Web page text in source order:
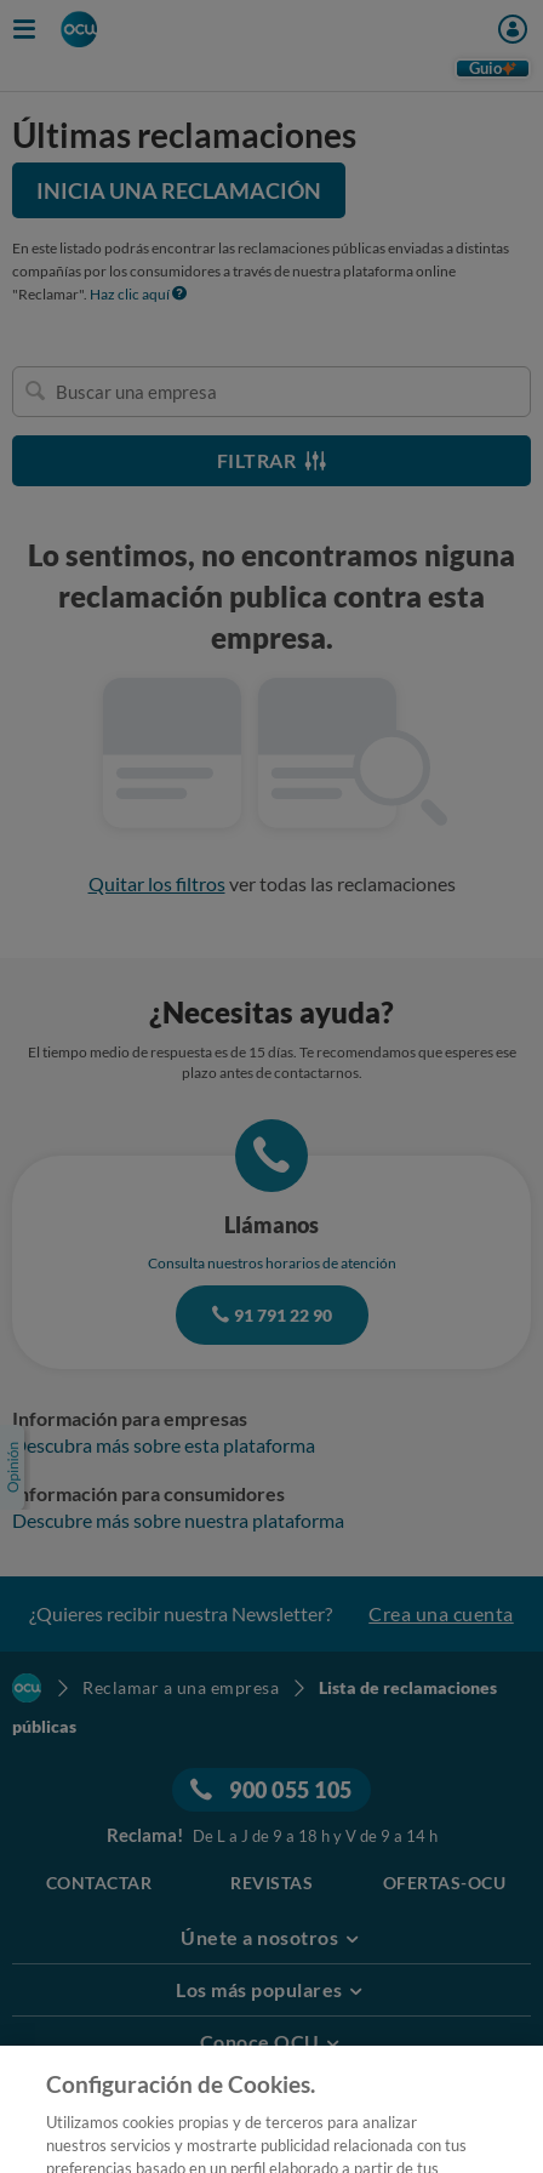
Guio
Últimas reclamaciones
INICIA UNA RECLAMACIÓN
En este listado podrás encontrar las reclamaciones públicas enviadas a distintas
compañías por los consumidores a través de nuestra plataforma online
"Reclamar". Haz clic aquí
Buscar
una
empresa
FILTRAR
Lo sentimos, no encontramos niguna
reclamación publica contra esta
empresa.
Quitar los filtrosver todas las reclamaciones
¿Necesitas ayuda?
El tiempo medio de respuesta es de 15 días. Te recomendamos que esperes ese
plazo antes de contactarnos.
Llámanos
Consulta nuestros horarios de atención
91 791 22 90
Información para empresas
Descubra más sobre esta plataforma
Información para consumidores
Descubre más sobre nuestra plataforma
¿Quieres recibir nuestra Newsletter? Crea una cuenta
Reclamar a una empresa
Lista de reclamaciones
públicas
900 055 105
Reclama! De L a J de 9 a 18 h y V de 9 a 14 h
CONTACTAR REVISTAS OFERTAS-OCU
Únete a nosotros
Los más populares
Conoce OCU
Más Información
© 2026 OCU
Configuración de Cookies.
Utilizamos cookies propias y de terceros para analizar
nuestros servicios y mostrarte publicidad relacionada con tus
preferencias basado en un perfil elaborado a partir de tus